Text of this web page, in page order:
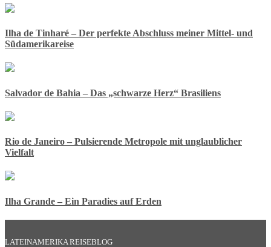
Ilha de Tinharé – Der perfekte Abschluss meiner Mittel- und
Südamerikareise
Salvador de Bahia – Das „schwarze Herz“ Brasiliens
Rio de Janeiro – Pulsierende Metropole mit unglaublicher
Vielfalt
Ilha Grande – Ein Paradies auf Erden
LATEINAMERIKA REISEBLOG